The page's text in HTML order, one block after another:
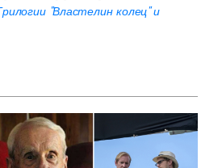
"Властелин колец" и